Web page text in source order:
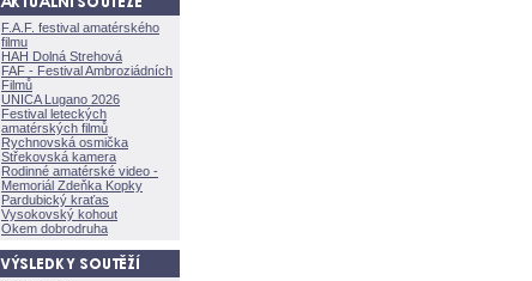
F.A.F. festival amatérského
filmu
HAH Dolná Strehov
FAF - Festival Ambroziádních
Filmů
UNICA Lugano 2026
Festival leteckých
amatérských filmů
Rychnovská osmička
Střekovská kamera
Rodinné amatérské video -
Memoriál Zdeňka Kopky
Pardubický kraťas
Vysokovský kohout
Okem dobrodruha